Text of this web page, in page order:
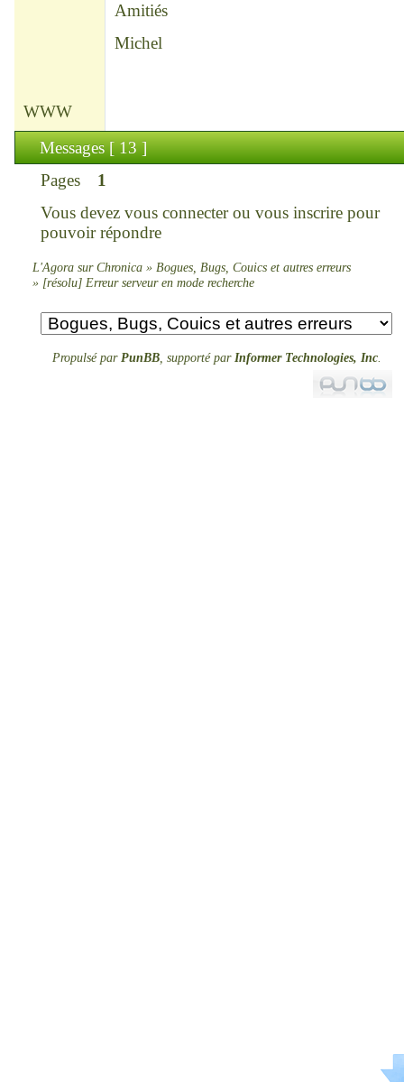
Amitiés
Michel
WWW
Messages [ 13 ]
Pages
1
Vous devez vous connecterou vous inscrirepour
pouvoir répondre
L'Agora sur Chronica » Bogues, Bugs, Couics et autres erreurs
» [résolu] Erreur serveur en mode recherche
Propulsé par PunBB, supporté par Informer Technologies, Inc.